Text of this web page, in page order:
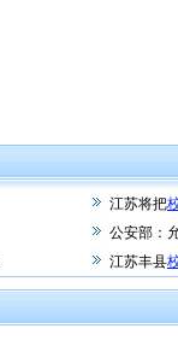
江苏将把
公安部：
江苏丰县